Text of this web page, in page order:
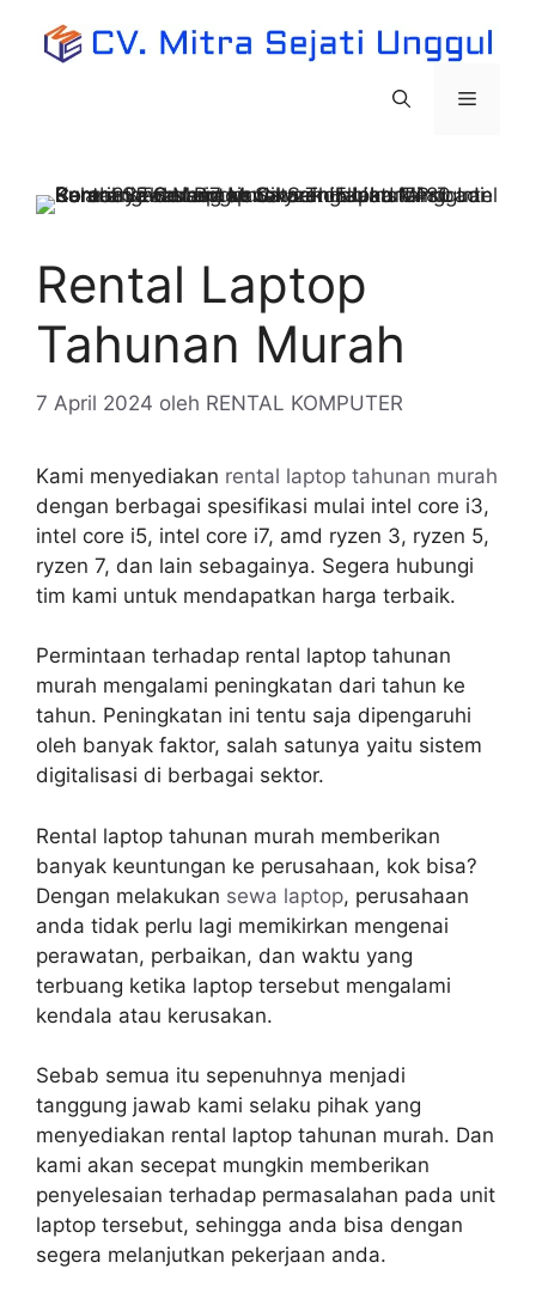
Menu
Rental Laptop
Tahunan Murah
7 April 2024 oleh RENTAL KOMPUTER
Kami menyediakan rental laptop tahunan murah
dengan berbagai spesifikasi mulai intel core i3,
intel core i5, intel core i7, amd ryzen 3, ryzen 5,
ryzen 7, dan lain sebagainya. Segera hubungi
tim kami untuk mendapatkan harga terbaik.
Permintaan terhadap rental laptop tahunan
murah mengalami peningkatan dari tahun ke
tahun. Peningkatan ini tentu saja dipengaruhi
oleh banyak faktor, salah satunya yaitu sistem
digitalisasi di berbagai sektor.
Rental laptop tahunan murah memberikan
banyak keuntungan ke perusahaan, kok bisa?
Dengan melakukan sewa laptop, perusahaan
anda tidak perlu lagi memikirkan mengenai
perawatan, perbaikan, dan waktu yang
terbuang ketika laptop tersebut mengalami
kendala atau kerusakan.
Sebab semua itu sepenuhnya menjadi
tanggung jawab kami selaku pihak yang
menyediakan rental laptop tahunan murah. Dan
kami akan secepat mungkin memberikan
penyelesaian terhadap permasalahan pada unit
laptop tersebut, sehingga anda bisa dengan
segera melanjutkan pekerjaan anda.